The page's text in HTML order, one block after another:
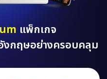
แพ็กเกจ
งกฤษอย่างครอบคลุม